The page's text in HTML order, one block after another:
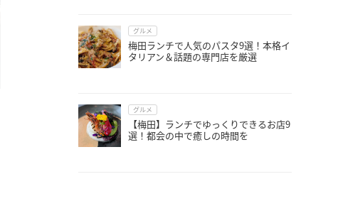
グルメ
梅田ランチで人気のパスタ9選！本格イ
タリアン＆話題の専門店を厳選
グルメ
【梅田】ランチでゆっくりできるお店9
選！都会の中で癒しの時間を